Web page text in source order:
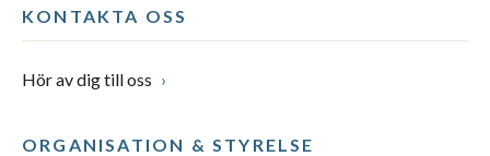
KONTAKTA OSS
Hör av dig till oss
ORGANISATION & STYRELSE